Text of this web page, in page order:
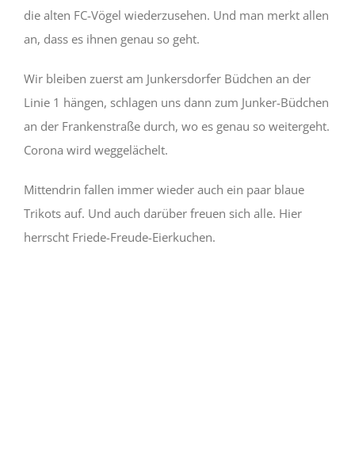
die alten FC-Vögel wiederzusehen. Und man merkt allen
an, dass es ihnen genau so geht.
Wir bleiben zuerst am Junkersdorfer Büdchen an der
Linie 1 hängen, schlagen uns dann zum Junker-Büdchen
an der Frankenstraße durch, wo es genau so weitergeht.
Corona wird weggelächelt.
Mittendrin fallen immer wieder auch ein paar blaue
Trikots auf. Und auch darüber freuen sich alle. Hier
herrscht Friede-Freude-Eierkuchen.